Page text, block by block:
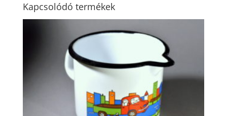
Kapcsolódó termékek